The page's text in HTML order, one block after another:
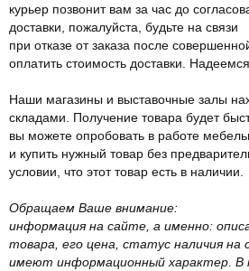
курьер позвонит вам за час до
доставки, пожалуйста, будьте на связи
при отказе от заказа после
оплатить стоимость доставки.
Наши магазины и выставочные залы
складами. Получение товара будет
вы можете опробовать в работе
и купить нужный товар без
условии, что этот товар есть в наличии.
Обращаем Ваше внимание:
информация на сайте, а именно:
товара, его цена, статус наличия на
имеют информационный характер. В